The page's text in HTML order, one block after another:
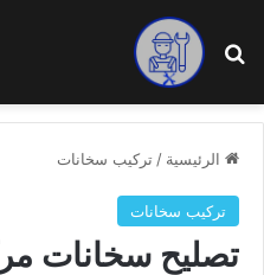
بحث عن
الرئيسية / تركيب سخانات
تركيب سخانات
تصليح سخانات